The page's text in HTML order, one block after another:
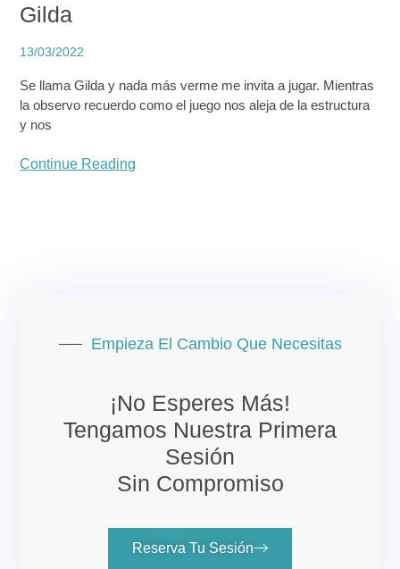
Gilda
13/03/2022
Se llama Gilda y nada más verme me invita a jugar. Mientras
la observo recuerdo como el juego nos aleja de la estructura
y nos
Continue Reading
Empieza El Cambio Que Necesitas
¡No Esperes Más!
Tengamos Nuestra Primera
Sesión
Sin Compromiso
Reserva Tu Sesión